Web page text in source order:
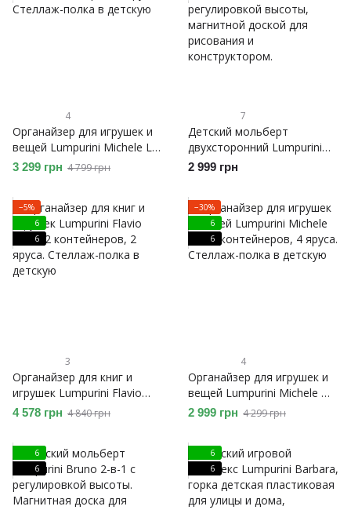
4
Органайзер для игрушек и
вещей Lumpurini Michele L,
12 контейнеров, 4 яруса.
Стеллаж-полка в детскую
3 299 грн 4 799 грн
7
Детский мольберт
двухсторонний Lumpurini
Missi Vario 2-в-1 с
регулировкой высоты,
магнитной доской для
рисования и
конструктором.
2 999 грн
−5%
6
6
3
Органайзер для книг и
игрушек Lumpurini Flavio
Mio, 12 контейнеров, 2
яруса. Стеллаж-полка в
детскую
4 578 грн 4 840 грн
−30%
6
6
4
Органайзер для игрушек и
вещей Lumpurini Michele M,
10 контейнеров, 4 яруса.
Стеллаж-полка в детскую
2 999 грн 4 299 грн
6
6
6
6